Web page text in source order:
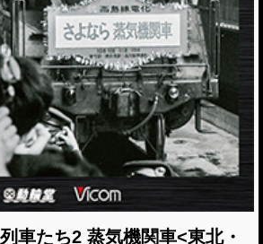
車たち2 蒸気機関車<東北・